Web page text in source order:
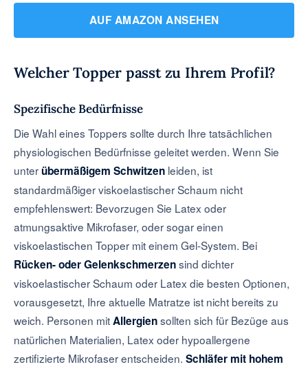
AUF AMAZON ANSEHEN
Welcher Topper passt zu Ihrem Profil?
Spezifische Bedürfnisse
Die Wahl eines Toppers sollte durch Ihre tatsächlichen
physiologischen Bedürfnisse geleitet werden. Wenn Sie
unterübermäßigem Schwitzen leiden, ist
standardmäßiger viskoelastischer Schaum nicht
empfehlenswert: Bevorzugen Sie Latex oder
atmungsaktive Mikrofaser, oder sogar einen
viskoelastischen Topper mit einem Gel-System. Bei
Rücken- oder Gelenkschmerzensind dichter
viskoelastischer Schaum oder Latex die besten Optionen,
vorausgesetzt, Ihre aktuelle Matratze ist nicht bereits zu
weich. Personen mitAllergiensollten sich für Bezüge aus
natürlichen Materialien, Latex oder hypoallergene
zertifizierte Mikrofaser entscheiden. Schläfer mit hohem